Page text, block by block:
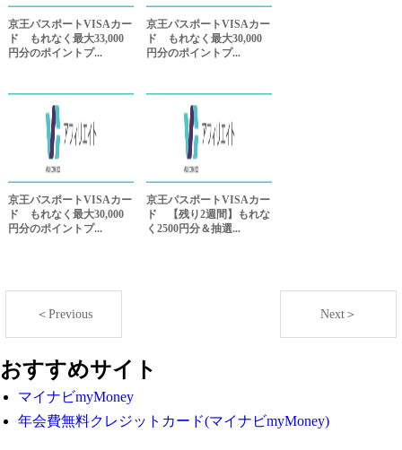
京王パスポートVISAカー
ド もれなく最大33,000
円分のポイントプ...
京王パスポートVISAカー
ド もれなく最大30,000
円分のポイントプ...
京王パスポートVISAカー
ド もれなく最大30,000
円分のポイントプ...
京王パスポートVISAカー
ド 【残り2週間】もれな
く2500円分＆抽選...
＜Previous Next＞
おすすめサイト
マイナビmyMoney
年会費無料クレジットカード(マイナビmyMoney)